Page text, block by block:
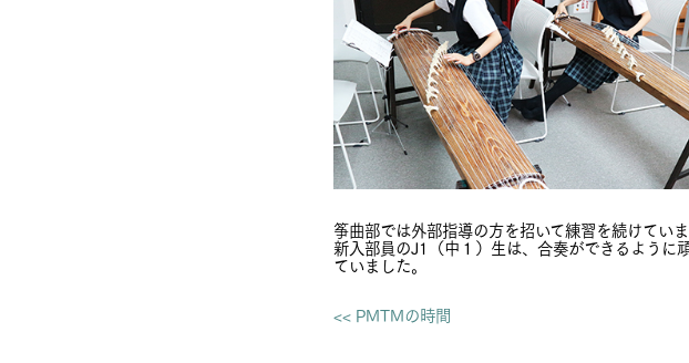
筝曲部では外部指導の方を招いて練習を続けていま
新入部員のJ1（中１）生は、合奏ができるように
ていました。
<< PMTMの時間